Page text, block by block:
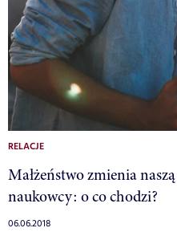
RELACJE
Małżeństwo zmienia
naukowcy: o co chodzi?
06.06.2018